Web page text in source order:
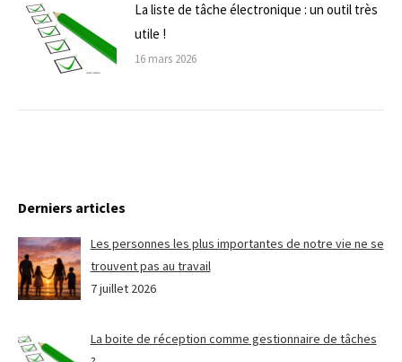
La liste de tâche électronique : un outil très
utile !
16 mars 2026
Derniers articles
Les personnes les plus importantes de notre vie ne se
trouvent pas au travail
7 juillet 2026
La boite de réception comme gestionnaire de tâches